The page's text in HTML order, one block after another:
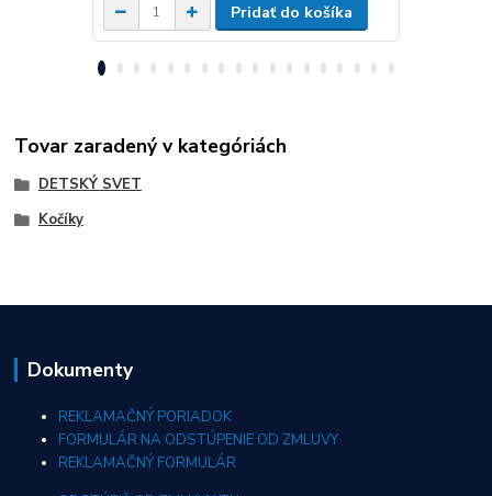
Pridať do košíka
Tovar zaradený v kategóriách
DETSKÝ SVET
Kočíky
Dokumenty
REKLAMAČNÝ PORIADOK
FORMULÁR NA ODSTÚPENIE OD ZMLUVY
REKLAMAČNÝ FORMULÁR